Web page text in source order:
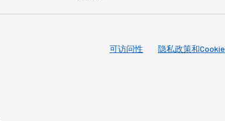
可访问性 隐私政策和Cookie